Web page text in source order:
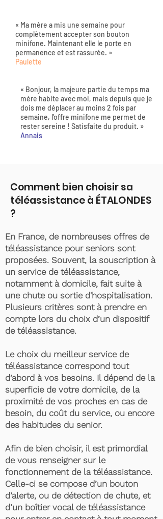
« Ma mère a mis une semaine pour
complètement accepter son bouton
minifone. Maintenant elle le porte en
permanence et est rassurée. »
Paulette
« Bonjour, la majeure partie du temps ma
mère habite avec moi, mais depuis que je
dois me déplacer au moins 2 fois par
semaine, l'offre minifone me permet de
rester sereine ! Satisfaite du produit. »
Annais
Comment bien choisir sa
téléassistance à ÉTALONDES
?
En France, de nombreuses offres de
téléassistance pour seniors sont
proposées. Souvent, la souscription à
un service de téléassistance,
notamment à domicile, fait suite à
une chute ou sortie d'hospitalisation.
Plusieurs critères sont à prendre en
compte lors du choix d’un dispositif
de téléassistance.
Le choix du meilleur service de
téléassistance correspond tout
d’abord à vos besoins. Il dépend de la
superficie de votre domicile, de la
proximité de vos proches en cas de
besoin, du coût du service, ou encore
des habitudes du senior.
Afin de bien choisir, il est primordial
de vous renseigner sur le
fonctionnement de la téléassistance.
Celle-ci se compose d’un bouton
d’alerte, ou de détection de chute, et
d’un boîtier vocal de téléassistance